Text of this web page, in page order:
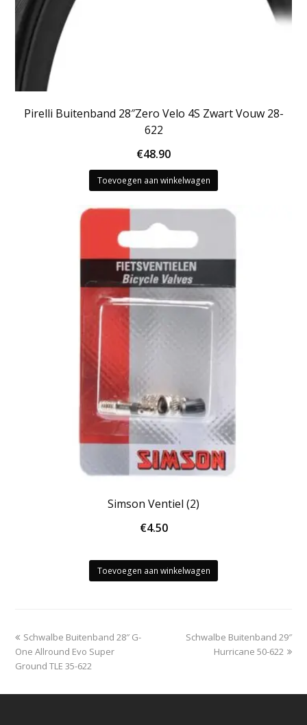
Pirelli Buitenband 28″Zero Velo 4S Zwart Vouw 28-
622
€48.90
Toevoegen aan winkelwagen
Simson Ventiel (2)
€4.50
Toevoegen aan winkelwagen
previous
post:
Schwalbe Buitenband 28″ G-
One Allround Evo Super
Ground TLE 35-622
next
Schwalbe Buitenband 29″
Hurricane 50-622